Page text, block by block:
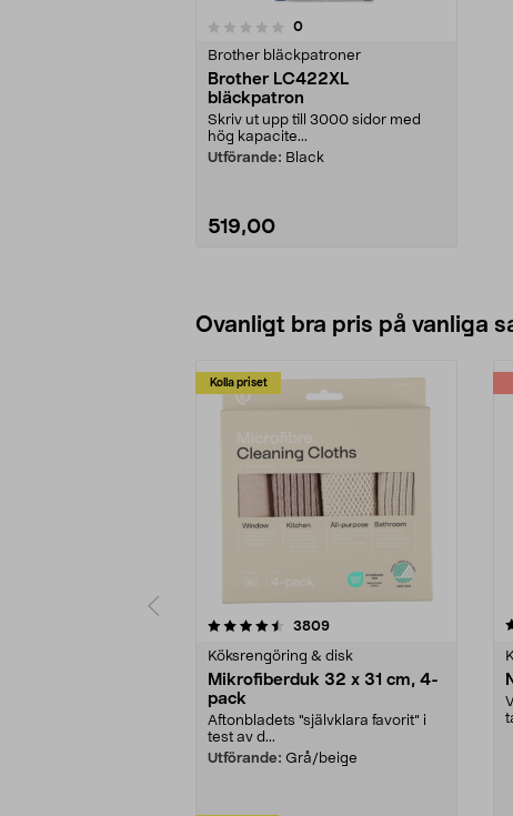
0recensioner
Brother bläckpatroner
Brother LC422XL
bläckpatron
Skriv ut upp till 3000 sidor med
hög kapacite...
Utförande: Black
519,00
Ovanligt bra pris på vanliga
Kolla priset
3809recensioner
Köksrengöring & disk
Mikrofiberduk 32 x 31 cm, 4-
pack
Aftonbladets "självklara favorit” i
test av d...
Utförande: Grå/beige
4.0av 5 stjärnor